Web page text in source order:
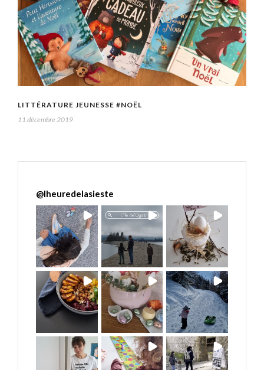
LITTÉRATURE JEUNESSE #NOËL
11 décembre 2019
@lheuredelasieste